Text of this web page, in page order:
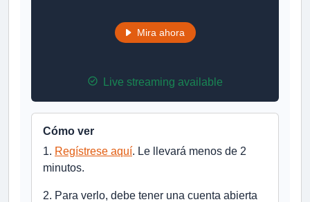
Mira ahora
Live streaming available
Cómo ver
1. Regístrese aquí. Le llevará menos de 2
minutos.
2. Para verlo, debe tener una cuenta abierta